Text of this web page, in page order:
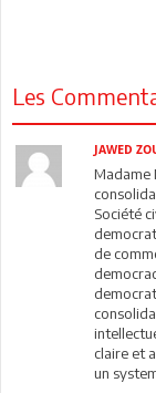
Les
JAWED
Madame
Société
de
claire et
un